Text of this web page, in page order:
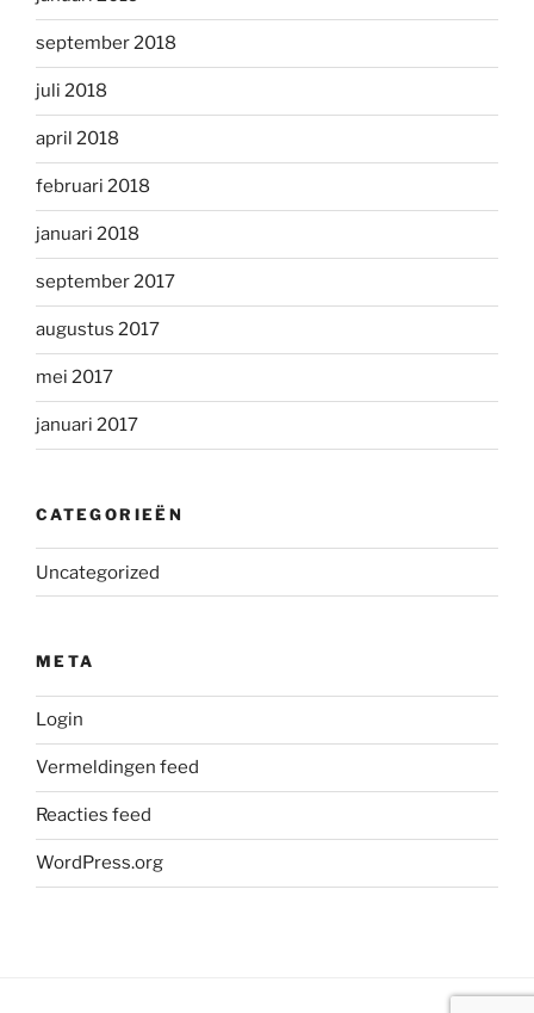
september 2018
juli 2018
april 2018
februari 2018
januari 2018
september 2017
augustus 2017
mei 2017
januari 2017
CATEGORIEËN
Uncategorized
META
Login
Vermeldingen feed
Reacties feed
WordPress.org